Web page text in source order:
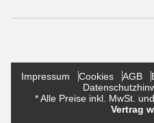
Impressum Cookies AGB
* Alle Preise inkl. MwSt.
Vertrag